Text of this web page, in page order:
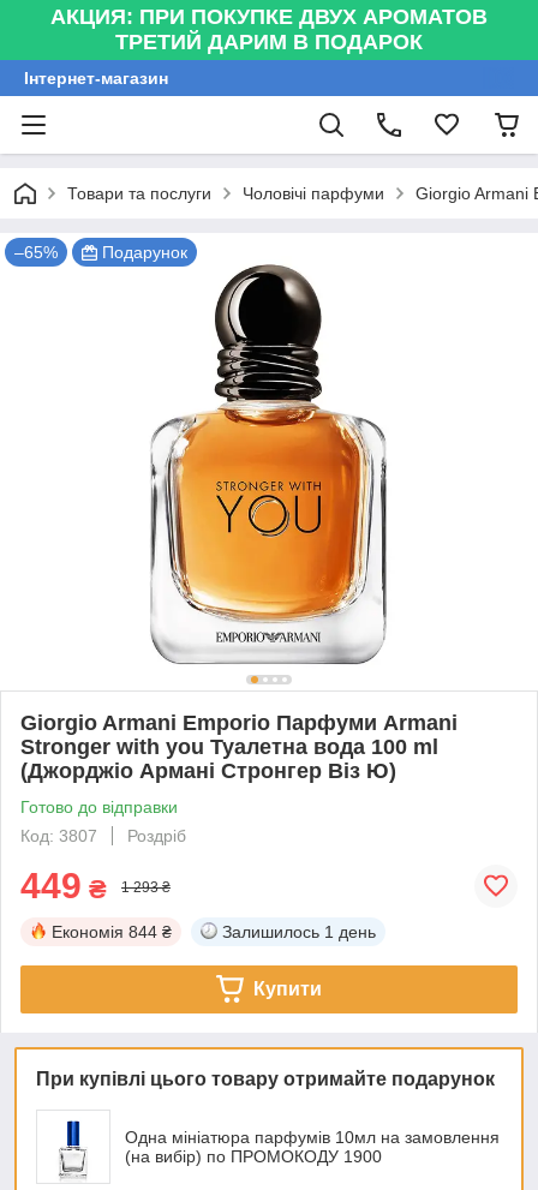
АКЦИЯ: ПРИ ПОКУПКЕ ДВУХ АРОМАТОВ
ТРЕТИЙ ДАРИМ В ПОДАРОК
Інтернет-магазин
Товари та послуги Чоловічі парфуми Giorgio Armani
–65% Подарунок
Giorgio Armani Emporio Парфуми Armani
Stronger with you Туалетна вода 100 ml
(Джорджіо Армані Стронгер Віз Ю)
Готово до відправки
Код: 3807
Роздріб
449 ₴ 1 293 ₴
Економія 844 ₴ Залишилось 1 день
Купити
При купівлі цього товару отримайте подарунок
Одна мініатюра парфумів 10мл на замовлення
(на вибір) по ПРОМОКОДУ 1900